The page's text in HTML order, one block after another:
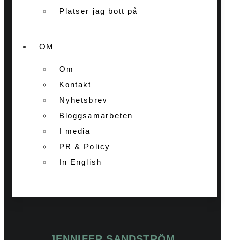
Platser jag bott på
OM
Om
Kontakt
Nyhetsbrev
Bloggsamarbeten
I media
PR & Policy
In English